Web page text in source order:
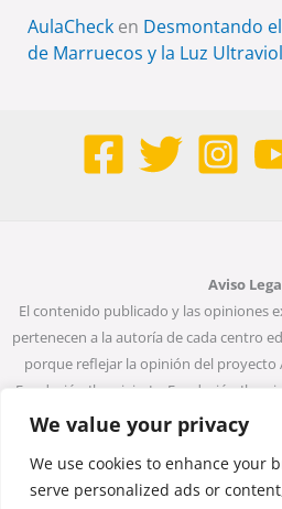
We value your privacy
We use cookies to enhance your
serve personalized ads or
AulaChecken Desmontando
de Marruecos y la Luz
Aviso
El contenido publicado y las opiniones
pertenecen a la autoría de cada centro
porque reflejar la opinión del proyecto
Fundación Ibercivis. La Fundación
todos los datos incluidos en las
Ibercivis ni ninguna persona que actúe
responsable del uso que pueda darse